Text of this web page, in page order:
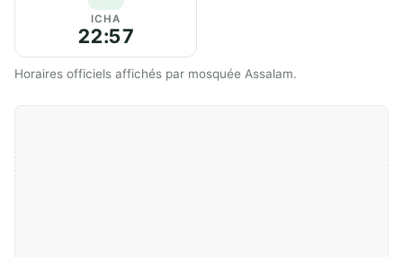
ICHA
22:57
Horaires officiels affichés par mosquée Assalam.